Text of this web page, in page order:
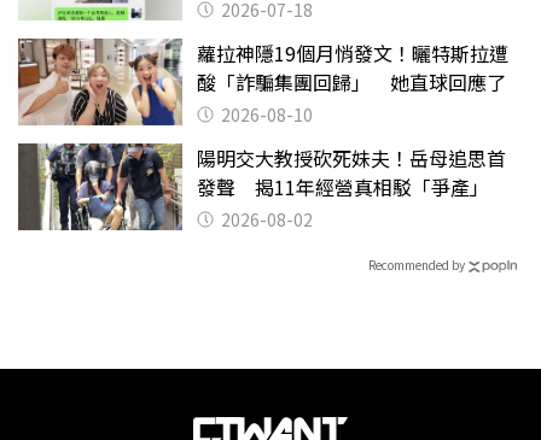
2026-07-18
蘿拉神隱19個月悄發文！曬特斯拉遭
酸「詐騙集團回歸」 她直球回應了
2026-08-10
陽明交大教授砍死妹夫！岳母追思首
發聲 揭11年經營真相駁「爭產」
2026-08-02
Recommended by